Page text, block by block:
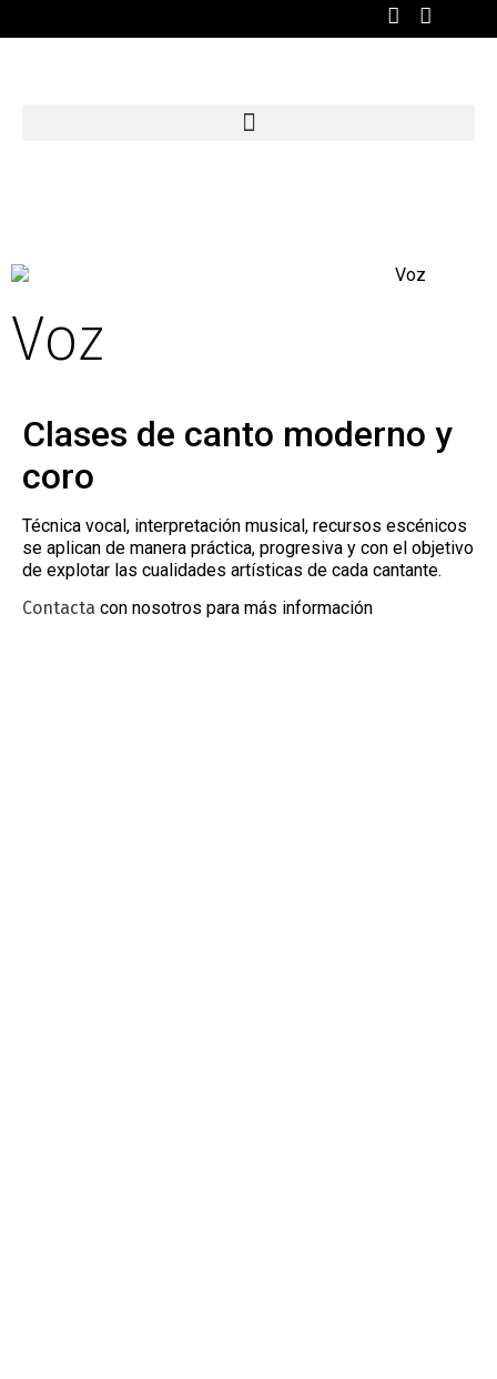
Voz
Clases de canto moderno y
coro
Técnica vocal, interpretación musical, recursos escénicos
se aplican de manera práctica, progresiva y con el objetivo
de explotar las cualidades artísticas de cada cantante.
Contacta con nosotros para más información